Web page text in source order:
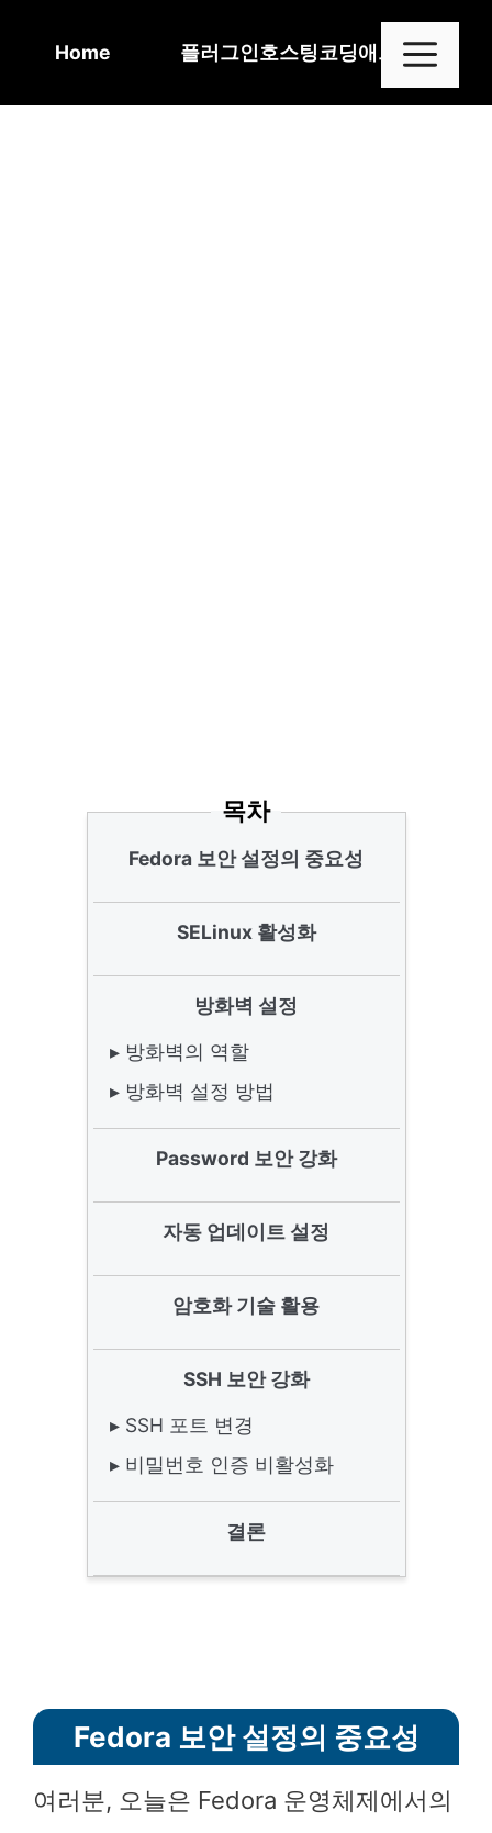
Home 플러그인호스팅코딩애드센스
목차
Fedora 보안 설정의 중요성
SELinux 활성화
방화벽 설정
▸ 방화벽의 역할
▸ 방화벽 설정 방법
Password 보안 강화
자동 업데이트 설정
암호화 기술 활용
SSH 보안 강화
▸ SSH 포트 변경
▸ 비밀번호 인증 비활성화
결론
Fedora 보안 설정의 중요성
여러분, 오늘은 Fedora 운영체제에서의